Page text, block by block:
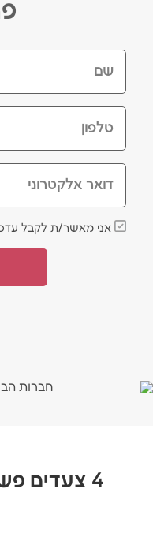
שם
טלפון
דואר אלקטרוני
אני מאשר/ת לקבל
4 צעדים פשוטים לחסכון גדול